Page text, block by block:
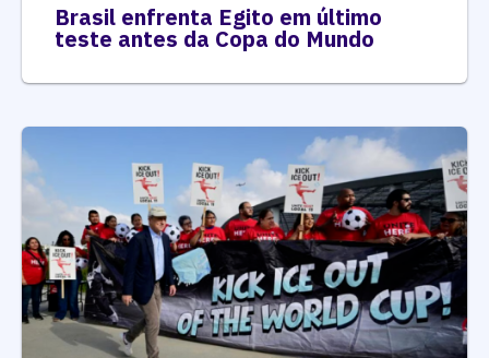
Brasil enfrenta Egito em último
teste antes da Copa do Mundo